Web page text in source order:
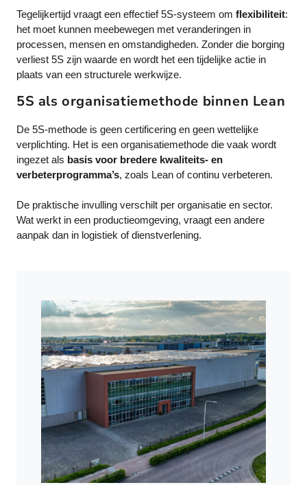
Tegelijkertijd vraagt een effectief 5S-systeem om flexibiliteit:
het moet kunnen meebewegen met veranderingen in
processen, mensen en omstandigheden. Zonder die borging
verliest 5S zijn waarde en wordt het een tijdelijke actie in
plaats van een structurele werkwijze.
5S als organisatiemethode binnen Lean
De 5S-methode is geen certificering en geen wettelijke
verplichting. Het is een organisatiemethode die vaak wordt
ingezet als basis voor bredere kwaliteits- en
verbeterprogramma’s, zoals Lean of continu verbeteren.
De praktische invulling verschilt per organisatie en sector.
Wat werkt in een productieomgeving, vraagt een andere
aanpak dan in logistiek of dienstverlening.